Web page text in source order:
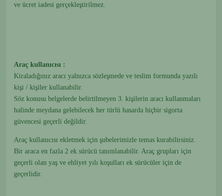
ve ücret iadesi gerçekleştirilmez.
Araç kullanıcısı :
Kiraladığınız aracı yalnızca sözleşmede ve teslim formunda yazılı
kişi / kişiler kullanabilir.
Söz konusu belgelerde belirtilmeyen 3. kişilerin aracı kullanmaları
halinde meydana gelebilecek her türlü hasarda hiçbir sigorta
güvencesi geçerli değildir.
Araç kullanıcısı ekletmek için şubelerimizle temas kurabilirsiniz.
Bir araca en fazla 2 ek sürücü tanımlanabilir. Araç grupları için
geçerli olan yaş ve ehliyet yılı koşulları ek sürücüler için de
geçerlidir.